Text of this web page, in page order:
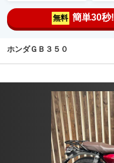
無料 簡単30秒!
ホンダＧＢ３５０